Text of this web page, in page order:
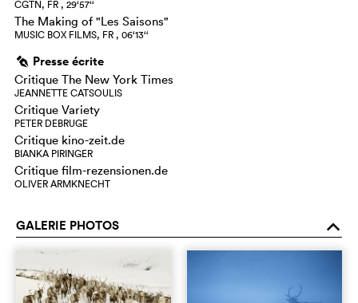
CGTN, FR , 29‘57‘‘
The Making of "Les Saisons"
MUSIC BOX FILMS, FR , 06‘13‘‘
g Presse écrite
Critique The New York Times
JEANNETTE CATSOULIS
Critique Variety
PETER DEBRUGE
Critique kino-zeit.de
BIANKA PIRINGER
Critique film-rezensionen.de
OLIVER ARMKNECHT
GALERIE PHOTOS o